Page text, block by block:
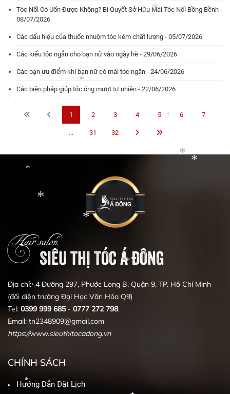
*
*
*
*
*
*
*
Tóc Nối Có Uốn Được Không? Bí Quyết Sở Hữu Mái Tóc Nối Bồng Bềnh -
08/07/2026
Các dấu hiệu của thuốc nhuộm tóc kém chất lượng - 05/07/2026
Các kiểu tóc ngắn cho bạn nữ vào ngày hè - 29/06/2026
Các bạn ưu điểm khi bạn nữ có mái tóc ngắn - 24/06/2026
Các biện pháp giúp tóc óng mượt tự nhiên - 22/06/2026
1 2 3 4 5 6 7
... 31 32
Hair salon
SIÊU THỊ TÓC Á ĐÔNG
Địa chỉ: 4 Đường 297, Phước Long B, Quận 9, TP. Hồ Chí Minh
(đối diện trường Đại Học Văn Hóa Q9)
Tel: 0399 999 685- 0777 272 798.
Email: tn2348909@gmail.com
https://www.sieuthitocadong.vn
CHÍNH SÁCH
Hướng Dẫn Đặt Lịch